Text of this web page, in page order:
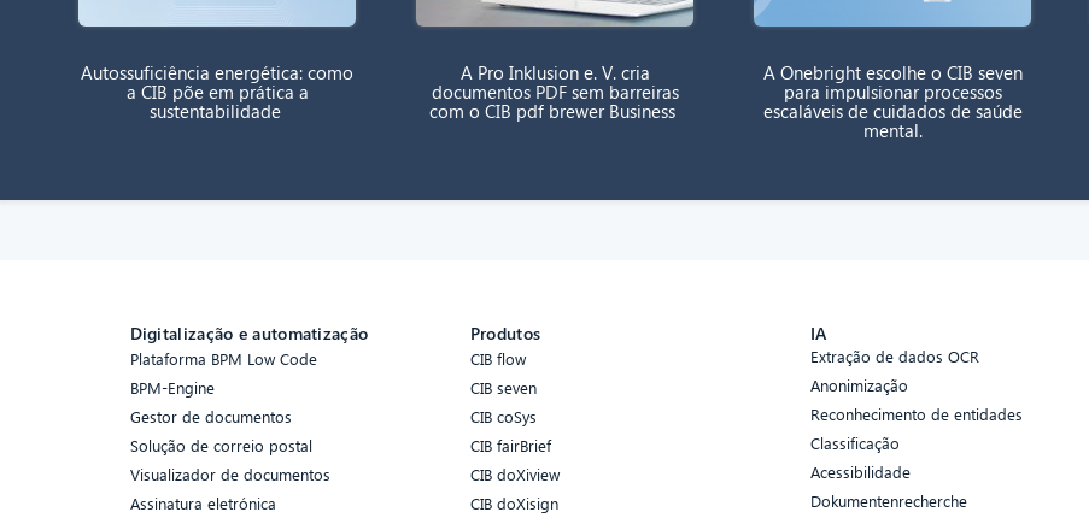
Autossuficiência energética: como
a CIB põe em prática a
sustentabilidade
A Pro Inklusion e. V. cria
documentos PDF sem barreiras
com o CIB pdf brewer Business
A Onebright escolhe o CIB seven
para impulsionar processos
escaláveis de cuidados de saúde
mental.
Digitalização e automatização
Plataforma BPM Low Code
BPM-Engine
Gestor de documentos
Solução de correio postal
Visualizador de documentos
Assinatura eletrónica
Produtos
CIB flow
CIB seven
CIB coSys
CIB fairBrief
CIB doXiview
CIB doXisign
IA
Extração de dados OCR
Anonimização
Reconhecimento de entidades
Classificação
Acessibilidade
Dokumentenrecherche